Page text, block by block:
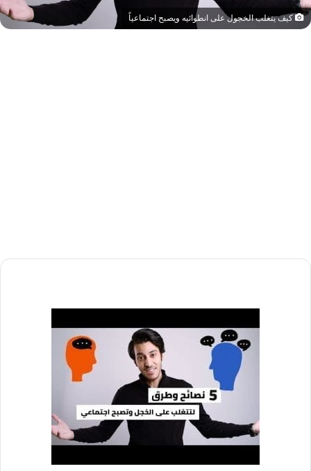
كيف يتغلب الخجول على انطوائيه ويصبح اجتماعياً